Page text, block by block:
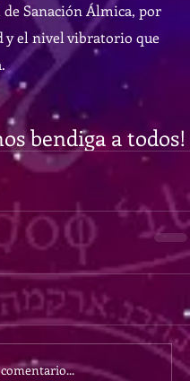
Sanación Álmica, por
y el nivel vibratorio que
bendiga a todos!